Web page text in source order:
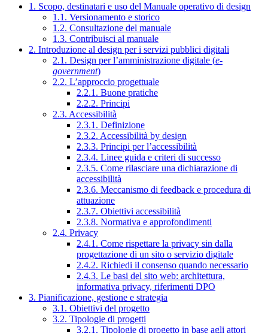
1. Scopo, destinatari e uso del Manuale operativo di design
1.1. Versionamento e storico
1.2. Consultazione del manuale
1.3. Contribuisci al manuale
2. Introduzione al design per i servizi pubblici digitali
2.1. Design per l’amministrazione digitale (e-
government)
2.2. L’approccio progettuale
2.2.1. Buone pratiche
2.2.2. Principi
2.3. Accessibilità
2.3.1. Definizione
2.3.2. Accessibilità by design
2.3.3. Principi per l’accessibilità
2.3.4. Linee guida e criteri di successo
2.3.5. Come rilasciare una dichiarazione di
accessibilità
2.3.6. Meccanismo di feedback e procedura di
attuazione
2.3.7. Obiettivi accessibilità
2.3.8. Normativa e approfondimenti
2.4. Privacy
2.4.1. Come rispettare la privacy sin dalla
progettazione di un sito o servizio digitale
2.4.2. Richiedi il consenso quando necessario
2.4.3. Le basi del sito web: architettura,
informativa privacy, riferimenti DPO
3. Pianificazione, gestione e strategia
3.1. Obiettivi del progetto
3.2. Tipologie di progetti
3.2.1. Tipologie di progetto in base agli attori